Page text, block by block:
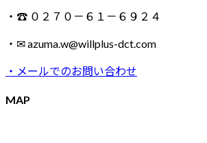
・☎ ０２７０－６１－６９２４
・✉ azuma.w@willplus-dct.com
・メールでのお問い合わせ
MAP